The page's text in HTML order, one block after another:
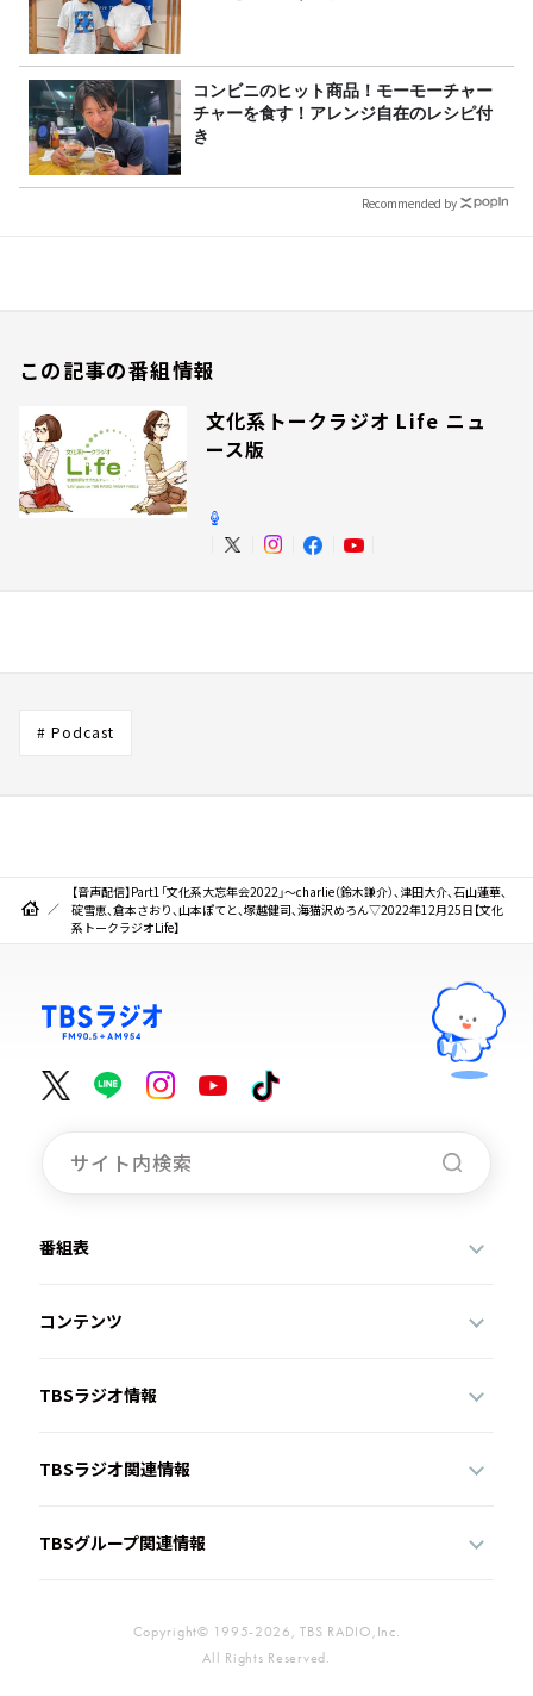
コンビニのヒット商品！モーモーチャー
チャーを食す！アレンジ自在のレシピ付
き
Recommended by
この記事の番組情報
文化系トークラジオ Life ニュ
ース版
# Podcast
【音声配信】Part1「文化系大忘年会2022」～charlie（鈴木謙介）、津田大介、石山蓮華、
碇雪恵、倉本さおり、山本ぽてと、塚越健司、海猫沢めろん▽2022年12月25日【文化
系トークラジオLife】
番組表
コンテンツ
TBSラジオ情報
TBSラジオ関連情報
TBSグループ関連情報
Copyright© 1995-2026, TBS RADIO,Inc.
All Rights Reserved.